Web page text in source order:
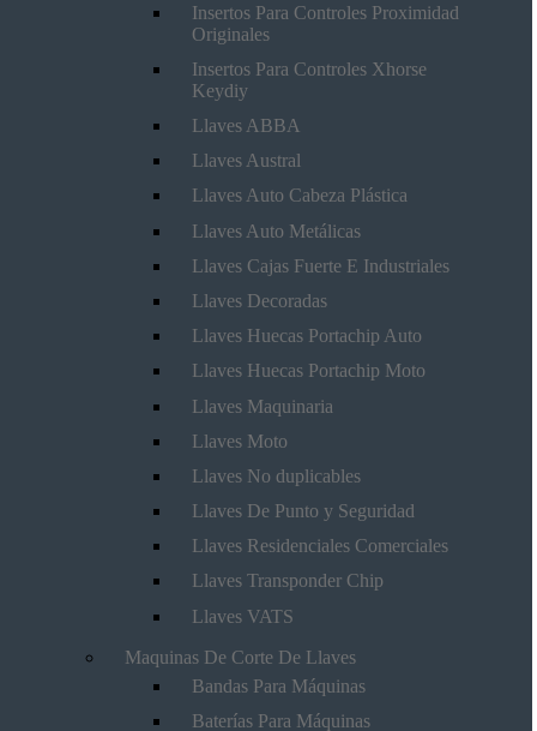
Insertos Para Controles Proximidad
Originales
Insertos Para Controles Xhorse
Keydiy
Llaves ABBA
Llaves Austral
Llaves Auto Cabeza Plástica
Llaves Auto Metálicas
Llaves Cajas Fuerte E Industriales
Llaves Decoradas
Llaves Huecas Portachip Auto
Llaves Huecas Portachip Moto
Llaves Maquinaria
Llaves Moto
Llaves No duplicables
Llaves De Punto y Seguridad
Llaves Residenciales Comerciales
Llaves Transponder Chip
Llaves VATS
Maquinas De Corte De Llaves
Bandas Para Máquinas
Baterías Para Máquinas